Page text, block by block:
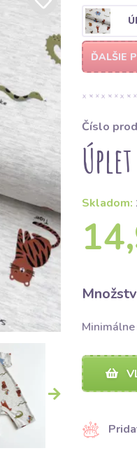
ĎALŠIE
Číslo
Skladom: